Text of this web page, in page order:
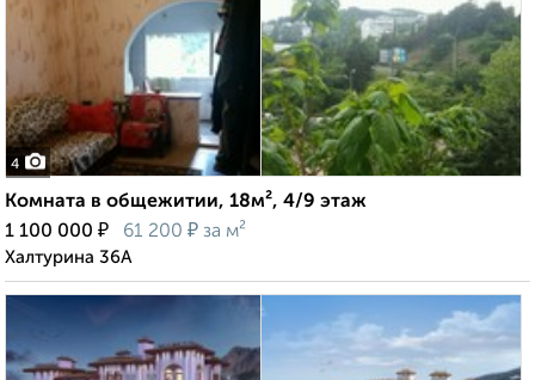
4
Комната в общежитии, 18м², 4/9 этаж
1 100 000 ₽ 61 200 ₽ за м²
Халтурина 36А